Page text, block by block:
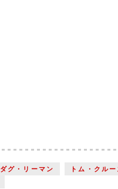
ダグ・リーマン トム・クルー